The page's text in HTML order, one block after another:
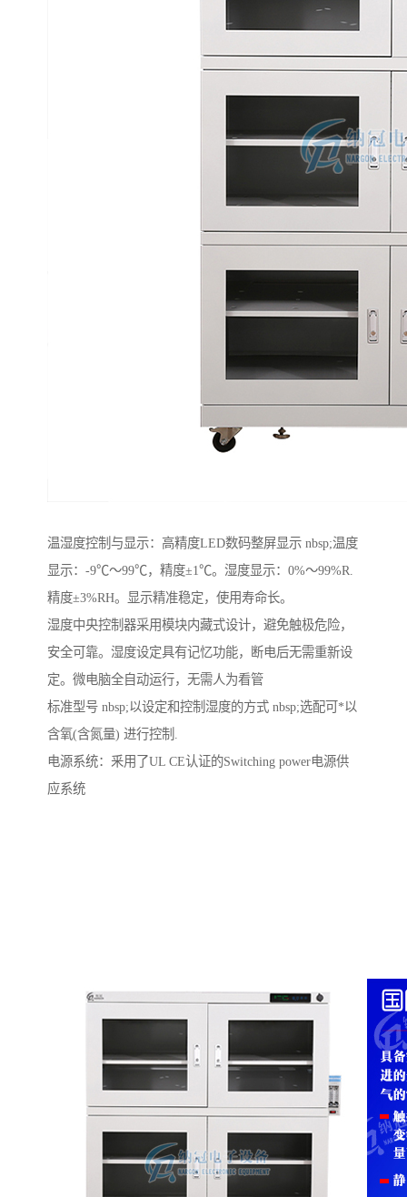
温湿度控制与显示：高精度LED数码整屏显示 nbsp;温度
显示：-9℃～99℃，精度±1℃。湿度显示：0%～99%R.
精度±3%RH。显示精准稳定，使用寿命长。
湿度中央控制器采用模块内藏式设计，避免触极危险，
安全可靠。湿度设定具有记忆功能，断电后无需重新设
定。微电脑全自动运行，无需人为看管
标准型号 nbsp;以设定和控制湿度的方式 nbsp;选配可*以
含氧(含氮量) 进行控制.
电源系统：釆用了UL CE认证的Switching power电源供
应系统